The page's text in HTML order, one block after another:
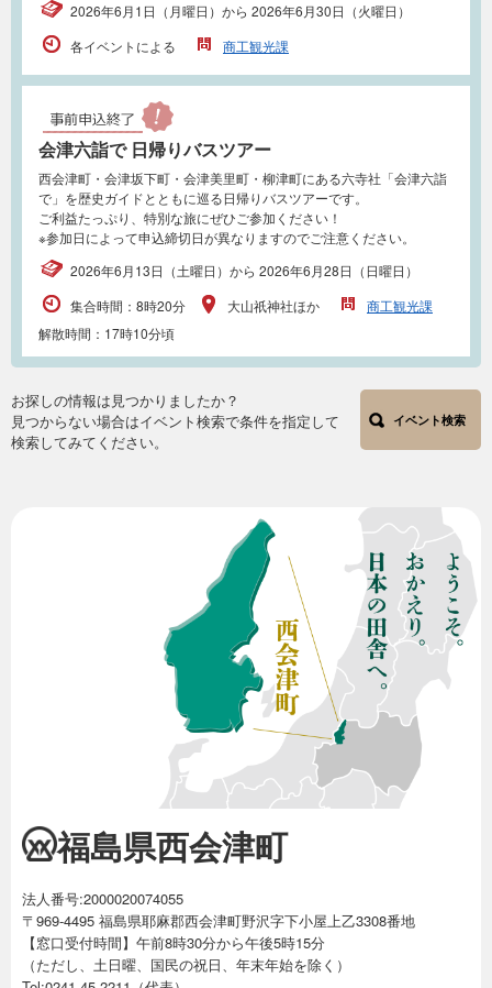
2026年6月1日（月曜日）から 2026年6月30日（火曜日）
各イベントによる
商工観光課
会津六詣で 日帰りバスツアー
西会津町・会津坂下町・会津美里町・柳津町にある六寺社「会津六詣
で」を歴史ガイドとともに巡る日帰りバスツアーです。
ご利益たっぷり、特別な旅にぜひご参加ください！
※参加日によって申込締切日が異なりますのでご注意ください。
2026年6月13日（土曜日）から 2026年6月28日（日曜日）
集合時間：8時20分
解散時間：17時10分頃
大山祇神社ほか 商工観光課
お探しの情報は見つかりましたか？
見つからない場合はイベント検索で条件を指定して
検索してみてください。
イベント検索
福島県西会津町
法人番号:2000020074055
〒969-4495 福島県耶麻郡西会津町野沢字下小屋上乙3308番地
【窓口受付時間】午前8時30分から午後5時15分
（ただし、土日曜、国民の祝日、年末年始を除く）